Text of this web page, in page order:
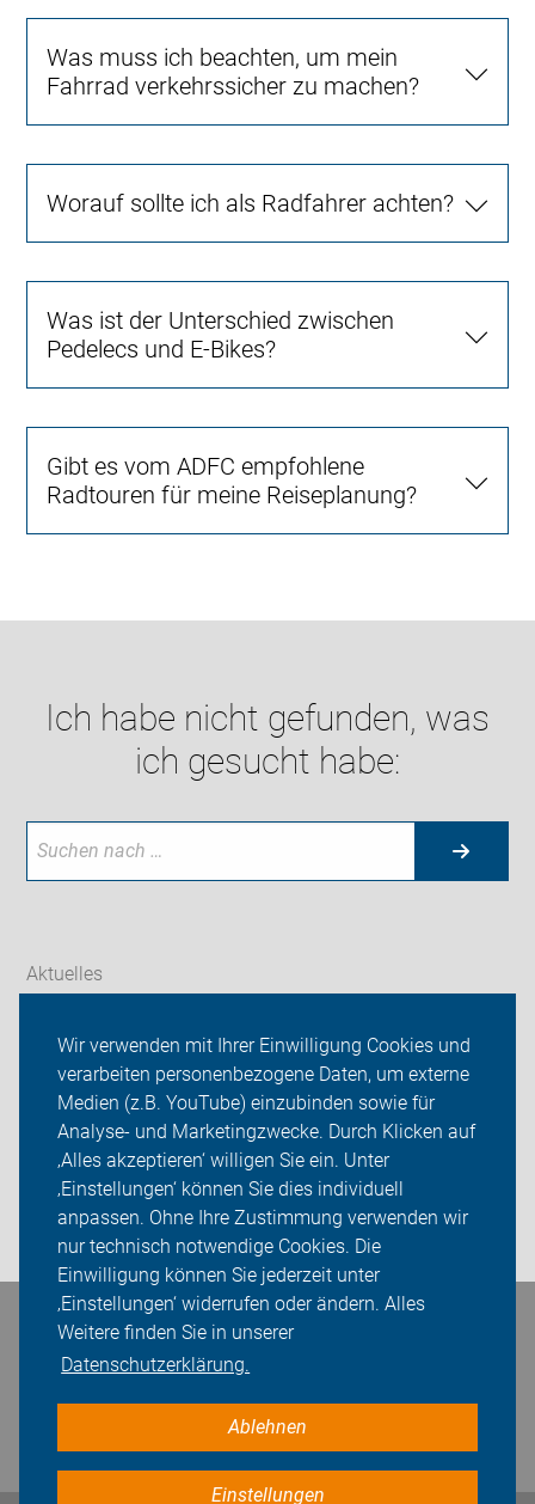
Wir verwenden mit Ihrer Einwilligung Cookies und
verarbeiten personenbezogene Daten, um externe
Medien (z.B. YouTube) einzubinden sowie für
Analyse- und Marketingzwecke. Durch Klicken auf
‚Alles akzeptieren‘ willigen Sie ein. Unter
‚Einstellungen‘ können Sie dies individuell
anpassen. Ohne Ihre Zustimmung verwenden wir
nur technisch notwendige Cookies. Die
Einwilligung können Sie jederzeit unter
‚Einstellungen‘ widerrufen oder ändern. Alles
Weitere finden Sie in unserer
Datenschutzerklärung.
Ablehnen
Einstellungen
Was muss ich beachten, um mein
Fahrrad verkehrssicher zu machen?
Worauf sollte ich als Radfahrer achten?
Was ist der Unterschied zwischen
Pedelecs und E-Bikes?
Gibt es vom ADFC empfohlene
Radtouren für meine Reiseplanung?
Ich habe nicht gefunden, was
ich gesucht habe:
Aktuelles
ADFC Enger-Spenge
Sei dabei
Presse
Login
Bleiben Sie in Kontakt